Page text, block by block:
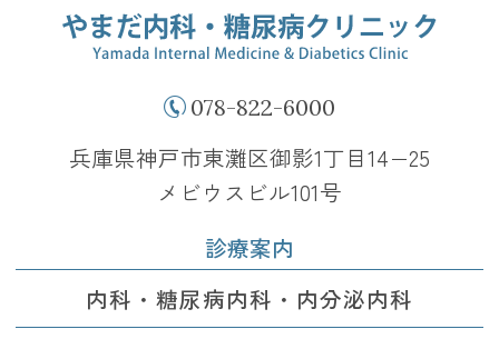
078-822-6000
兵庫県神戸市東灘区御影1丁目14−25
メビウスビル101号
診療案内
内科・糖尿病内科・内分泌内科